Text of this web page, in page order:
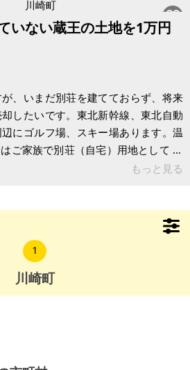
います。今はゆっくり、塗装準備を
くスローライフを感じて楽しめま
で
いない蔵王の土地を1万円
、いまだ別荘を建てておらず、将来
したいです。東北新幹線、東北自動
にゴルフ場、スキー場あります。温
ご家族で別荘（自宅）用地として ご
方に１万円で お譲りします。 【物
もっと見る
1
川崎町